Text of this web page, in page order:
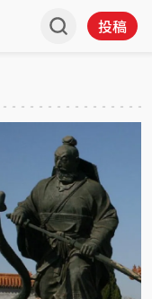
投稿